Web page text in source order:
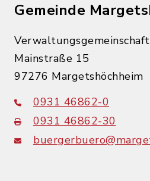
Gemeinde
Mainstraße 15
97276 Margetshöchheim
0931 46862-0
0931 46862-30